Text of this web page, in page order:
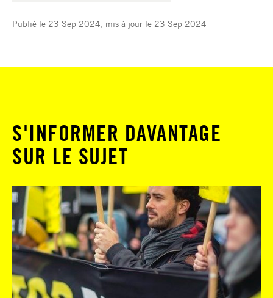
Publié le 23 Sep 2024, mis à jour le 23 Sep 2024
S'INFORMER DAVANTAGE
SUR LE SUJET